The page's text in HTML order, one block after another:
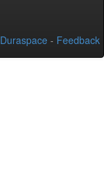
Duraspace - Feedback